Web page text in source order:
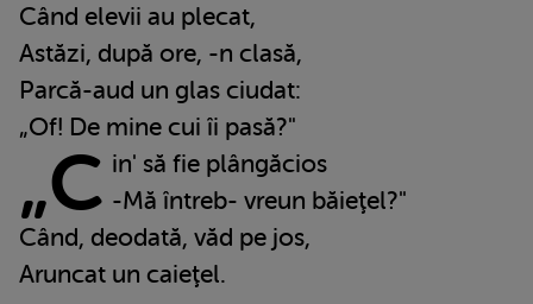
Când elevii au plecat,
Astăzi, după ore, -n clasă,
Parcă-aud un glas ciudat:
„Of! De mine cui îi pasă?"
„C in' să fie plângăcios
-Mă întreb- vreun băieţel?"
Când, deodată, văd pe jos,
Aruncat un caieţel.